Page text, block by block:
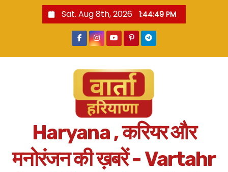
Sat. Aug 8th, 2026 1:44:50 PM
Haryana , करियर और
मनोरंजन की ख़बरें - Vartahr